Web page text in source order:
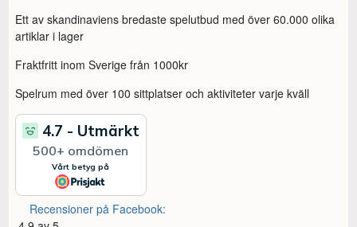
Ett av skandinaviens bredaste spelutbud med över 60.000 olika
artiklar i lager
Fraktfritt inom Sverige från 1000kr
Spelrum med över 100 sittplatser och aktiviteter varje kväll
Recensioner på Facebook: